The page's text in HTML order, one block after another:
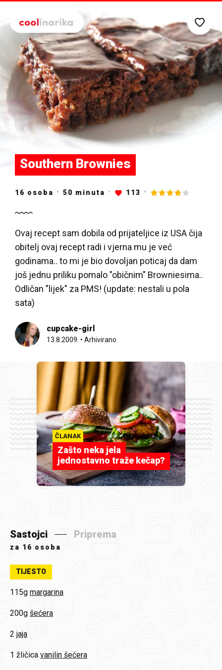
Southern Brownies
16 osoba 50 minuta 113
Ovaj recept sam dobila od prijateljice iz USA čija
obitelj ovaj recept radi i vjerna mu je već
godinama.. to mi je bio dovoljan poticaj da dam
još jednu priliku pomalo "običnim" Browniesima..
Odličan "lijek" za PMS! (update: nestali u pola
sata)
cupcake-girl
13.8.2009. • Arhivirano
ČLANAK
Zašto neka jela
jednostavno traže kečap?
Sastojci Priprema
za 16 osoba
TIJESTO
115g margarina
200g šećera
2 jaja
1 žličica vanilin šećera